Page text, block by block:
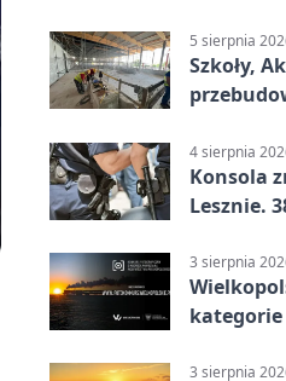
5 sierpnia
Szkoły,
4 sierpnia
Konsola
Lesznie.
3 sierpnia
kategorie
3 sierpnia